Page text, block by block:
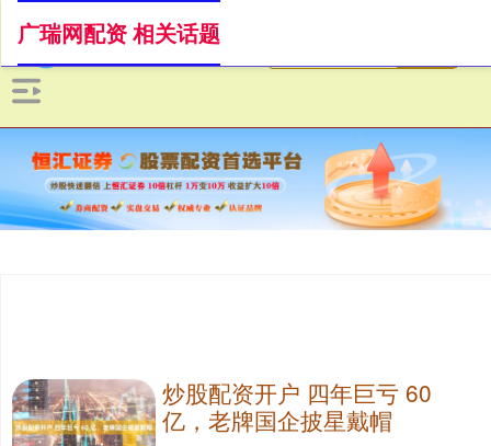
广瑞网配资 相关话题
炒股配资开户 四年巨亏 60
亿，老牌国企披星戴帽